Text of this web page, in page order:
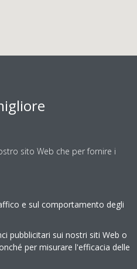
SRL
sito Web che per fornire i
e sul comportamento degli
pubblicitari sui nostri siti Web o
per misurare l'efficacia delle